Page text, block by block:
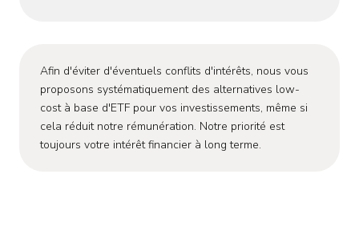
Afin d'éviter d'éventuels conflits d'intérêts, nous vous
proposons systématiquement des alternatives low-
cost à base d'ETF pour vos investissements, même si
cela réduit notre rémunération. Notre priorité est
toujours votre intérêt financier à long terme.